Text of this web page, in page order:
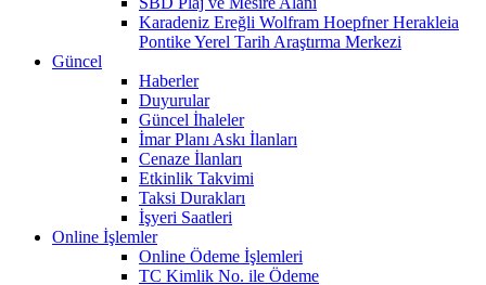
Karadeniz Ereğli Wolfram Hoepfner Herakleia
Pontike Yerel Tarih Araştırma Merkezi
Güncel
Haberler
Duyurular
Güncel İhaleler
İmar Planı Askı İlanları
Cenaze İlanları
Etkinlik Takvimi
Taksi Durakları
İşyeri Saatleri
Online İşlemler
Online Ödeme İşlemleri
TC Kimlik No. ile Ödeme